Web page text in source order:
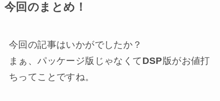
今回のまとめ！
今回の記事はいかがでしたか？
まぁ、パッケージ版じゃなくてDSP版がお値打
ちってことですね。